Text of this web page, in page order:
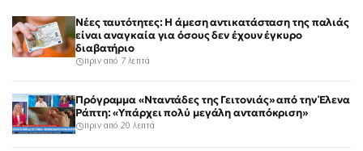
Νέες ταυτότητες: Η άμεση αντικατάσταση της παλιάς
είναι αναγκαία για όσους δεν έχουν έγκυρο
διαβατήριο
πριν από 7 λεπτά
Πρόγραμμα «Νταντάδες της Γειτονιάς» από την Έλενα
Ράπτη: «Υπάρχει πολύ μεγάλη ανταπόκριση»
πριν από 20 λεπτά